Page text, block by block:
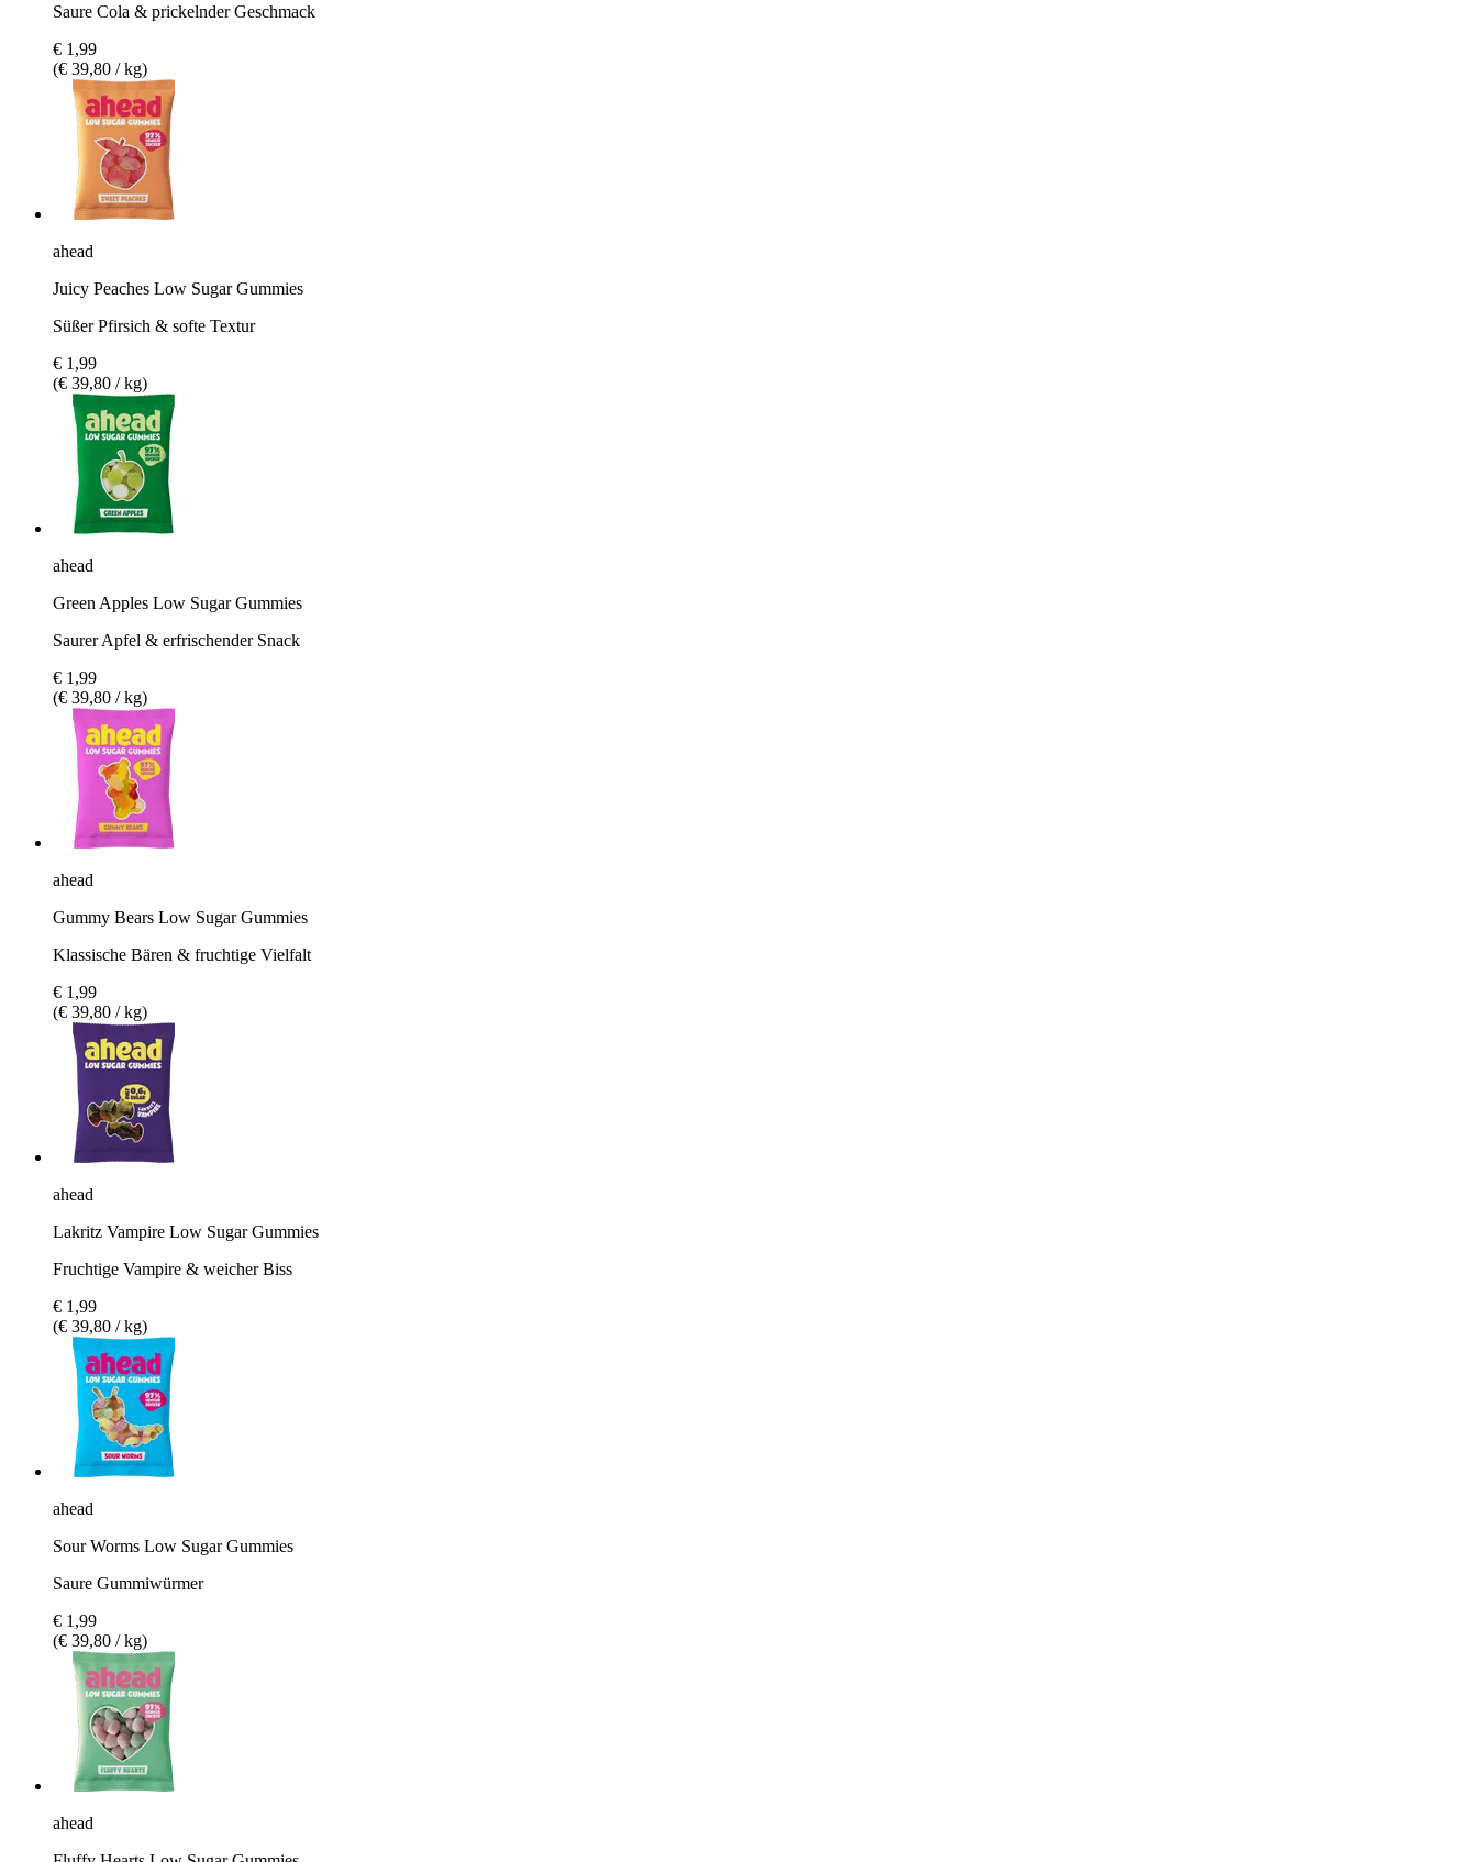
Saure Cola & prickelnder Geschmack
€ 1,99
(€ 39,80 / kg)
ahead
Juicy Peaches Low Sugar Gummies
Süßer Pfirsich & softe Textur
€ 1,99
(€ 39,80 / kg)
ahead
Green Apples Low Sugar Gummies
Saurer Apfel & erfrischender Snack
€ 1,99
(€ 39,80 / kg)
ahead
Gummy Bears Low Sugar Gummies
Klassische Bären & fruchtige Vielfalt
€ 1,99
(€ 39,80 / kg)
ahead
Lakritz Vampire Low Sugar Gummies
Fruchtige Vampire & weicher Biss
€ 1,99
(€ 39,80 / kg)
ahead
Sour Worms Low Sugar Gummies
Saure Gummiwürmer
€ 1,99
(€ 39,80 / kg)
ahead